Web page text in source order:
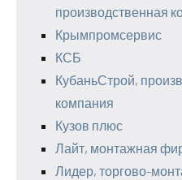
производственная
Крымпромсервис
КСБ
КубаньСтрой,
компания
Кузов плюс
Лайт, монтажная
Лидер, торгово-